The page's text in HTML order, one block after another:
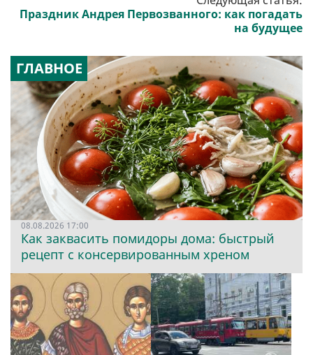
Праздник Андрея Первозванного: как погадать
на будущее
ГЛАВНОЕ
08.08.2026 17:00
Как заквасить помидоры дома: быстрый
рецепт с консервированным хреном